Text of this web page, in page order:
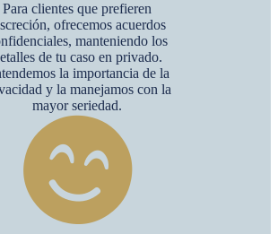
Para clientes que prefieren
ofrecemos acuerdos
manteniendo los
de tu caso en privado.
la importancia de la
y la manejamos con la
mayor seriedad.